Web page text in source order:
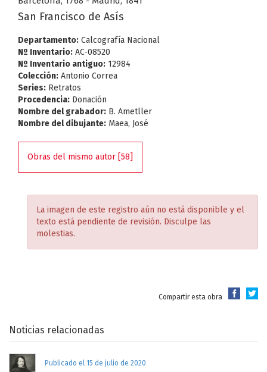
San Francisco de Asís
Departamento: Calcografía Nacional
Nº Inventario: AC-08520
Nº Inventario antiguo: 12984
Colección: Antonio Correa
Series: Retratos
Procedencia: Donación
Nombre del grabador: B. Ametller
Nombre del dibujante: Maea, José
Obras del mismo autor [58]
La imagen de este registro aún no está disponible y el
texto está pendiente de revisión. Disculpe las
molestias.
Compartir esta obra
Noticias relacionadas
Publicado el 15 de julio de 2020